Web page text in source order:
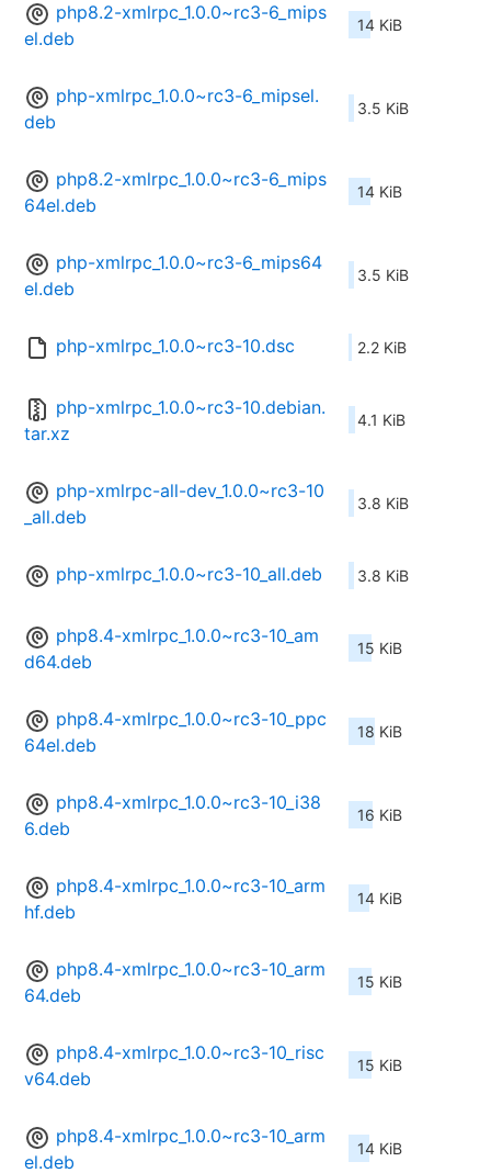
php8.2-xmlrpc_1.0.0~rc3-6_mips
el.deb
14 KiB
php-xmlrpc_1.0.0~rc3-6_mipsel.
deb
3.5 KiB
php8.2-xmlrpc_1.0.0~rc3-6_mips
64el.deb
14 KiB
php-xmlrpc_1.0.0~rc3-6_mips64
el.deb
3.5 KiB
php-xmlrpc_1.0.0~rc3-10.dsc 2.2 KiB
php-xmlrpc_1.0.0~rc3-10.debian.
tar.xz
4.1 KiB
php-xmlrpc-all-dev_1.0.0~rc3-10
_all.deb
3.8 KiB
php-xmlrpc_1.0.0~rc3-10_all.deb 3.8 KiB
php8.4-xmlrpc_1.0.0~rc3-10_am
d64.deb
15 KiB
php8.4-xmlrpc_1.0.0~rc3-10_ppc
64el.deb
18 KiB
php8.4-xmlrpc_1.0.0~rc3-10_i38
6.deb
16 KiB
php8.4-xmlrpc_1.0.0~rc3-10_arm
hf.deb
14 KiB
php8.4-xmlrpc_1.0.0~rc3-10_arm
64.deb
15 KiB
php8.4-xmlrpc_1.0.0~rc3-10_risc
v64.deb
15 KiB
php8.4-xmlrpc_1.0.0~rc3-10_arm
el.deb
14 KiB